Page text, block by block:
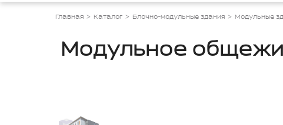
Главная Каталог Блочно-модульные здания Модульные
Модульное